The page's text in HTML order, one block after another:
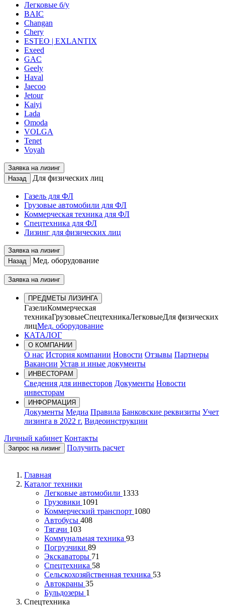
Легковые б/у
BAIC
Changan
Chery
ESTEO | EXLANTIX
Exeed
GAC
Geely
Haval
Jaecoo
Jetour
Kaiyi
Lada
Omoda
VOLGA
Tenet
Voyah
Заявка на лизинг
Назад
Для физических лиц
Газель для ФЛ
Грузовые автомобили для ФЛ
Коммерческая техника для ФЛ
Спецтехника для ФЛ
Лизинг для физических лиц
Заявка на лизинг
Назад
Мед. оборудование
Заявка на лизинг
ПРЕДМЕТЫ ЛИЗИНГА
ГазелиКоммерческая
техникаГрузовыеСпецтехникаЛегковыеДля физических
лицМед. оборудование
КАТАЛОГ
О КОМПАНИИ
О нас История компании Новости Отзывы Партнеры
Вакансии Устав и иные документы
ИНВЕСТОРАМ
Сведения для инвесторов Документы Новости
инвесторам
ИНФОРМАЦИЯ
Документы Медиа Правила Банковские реквизиты Учет
лизинга в 2022 г. Видеоинструкции
Личный кабинет Контакты
Запрос на лизинг Получить расчет
Главная
Каталог техники
Легковые автомобили 1333
Грузовики 1091
Коммерческий транспорт 1080
Автобусы 408
Тягачи 103
Коммунальная техника 93
Погрузчики 89
Экскаваторы 71
Спецтехника 58
Сельскохозяйственная техника 53
Автокраны 35
Бульдозеры 1
Спецтехника